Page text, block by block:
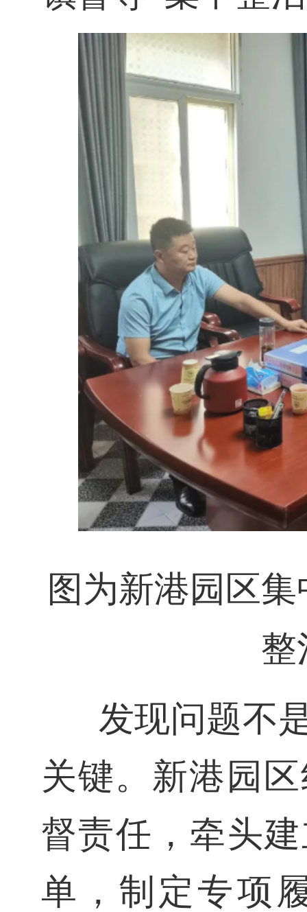
图为新港园区
整
发现问题不
关键。新港园
督责任，牵头
单，制定专项